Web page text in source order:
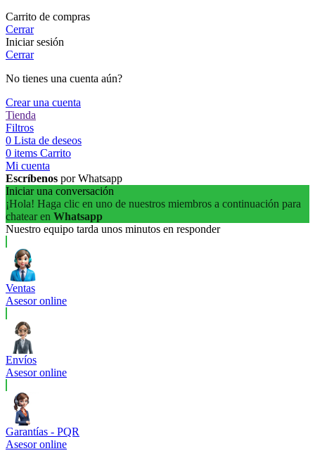
Carrito de compras
Cerrar
Iniciar sesión
Cerrar
No tienes una cuenta aún?
Crear una cuenta
Tienda
Filtros
0 Lista de deseos
0 items Carrito
Mi cuenta
Escríbenos por Whatsapp
Iniciar una conversación
¡Hola! Haga clic en uno de nuestros miembros a continuación para
chatear en Whatsapp
Nuestro equipo tarda unos minutos en responder
Ventas
Asesor online
Envíos
Asesor online
Garantías - PQR
Asesor online